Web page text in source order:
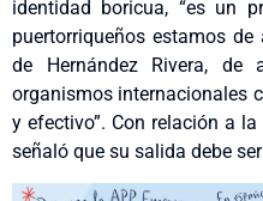
identidad boricua, “es un
puertorriqueños estamos
de Hernández Rivera, de
organismos internacionales
y efectivo”. Con relación a
señaló que su salida debe